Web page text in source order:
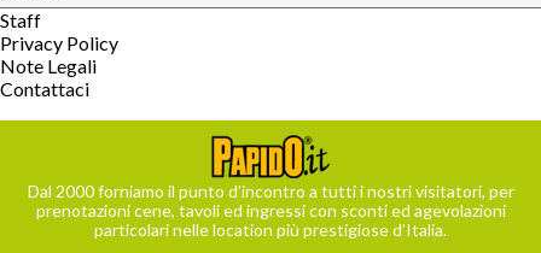
Staff
Privacy Policy
Note Legali
Contattaci
Dal 2000 forniamo il punto d’incontro a tutti i nostri visitatori, per
prenotazioni cene, tavoli ed ingressi con sconti ed agevolazioni
particolari nelle location più prestigiose d’Italia.